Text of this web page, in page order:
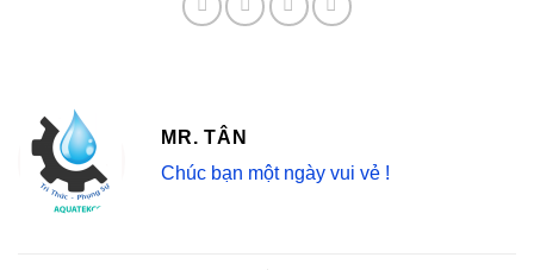
MR. TÂN
Chúc bạn một ngày vui vẻ !